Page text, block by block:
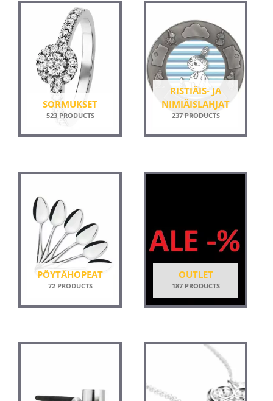
SORMUKSET
523 PRODUCTS
RISTIÄIS- JA
NIMIÄISLAHJAT
237 PRODUCTS
PÖYTÄHOPEAT
72 PRODUCTS
OUTLET
187 PRODUCTS